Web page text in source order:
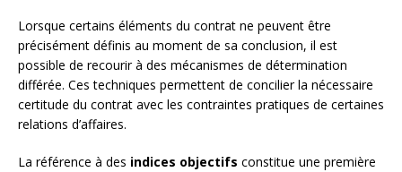
Lorsque certains éléments du contrat ne peuvent être
précisément définis au moment de sa conclusion, il est
possible de recourir à des mécanismes de détermination
différée. Ces techniques permettent de concilier la nécessaire
certitude du contrat avec les contraintes pratiques de certaines
relations d’affaires.
La référence à des indices objectifs constitue une première